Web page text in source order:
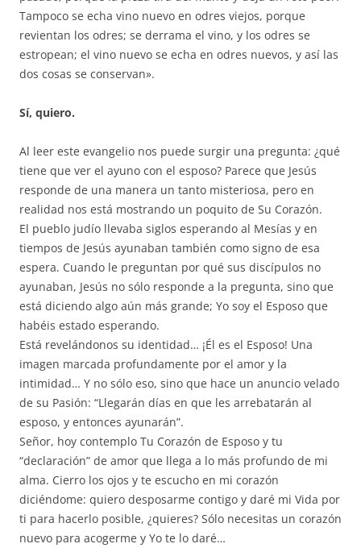
Tampoco se echa vino nuevo en odres viejos, porque
revientan los odres; se derrama el vino, y los odres se
estropean; el vino nuevo se echa en odres nuevos, y así las
dos cosas se conservan».
Sí, quiero.
Al leer este evangelio nos puede surgir una pregunta: ¿qué
tiene que ver el ayuno con el esposo? Parece que Jesús
responde de una manera un tanto misteriosa, pero en
realidad nos está mostrando un poquito de Su Corazón.
El pueblo judío llevaba siglos esperando al Mesías y en
tiempos de Jesús ayunaban también como signo de esa
espera. Cuando le preguntan por qué sus discípulos no
ayunaban, Jesús no sólo responde a la pregunta, sino que
está diciendo algo aún más grande; Yo soy el Esposo que
habéis estado esperando.
Está revelándonos su identidad… ¡Él es el Esposo! Una
imagen marcada profundamente por el amor y la
intimidad… Y no sólo eso, sino que hace un anuncio velado
de su Pasión: “Llegarán días en que les arrebatarán al
esposo, y entonces ayunarán”.
Señor, hoy contemplo Tu Corazón de Esposo y tu
“declaración” de amor que llega a lo más profundo de mi
alma. Cierro los ojos y te escucho en mi corazón
diciéndome: quiero desposarme contigo y daré mi Vida por
ti para hacerlo posible, ¿quieres? Sólo necesitas un corazón
nuevo para acogerme y Yo te lo daré…